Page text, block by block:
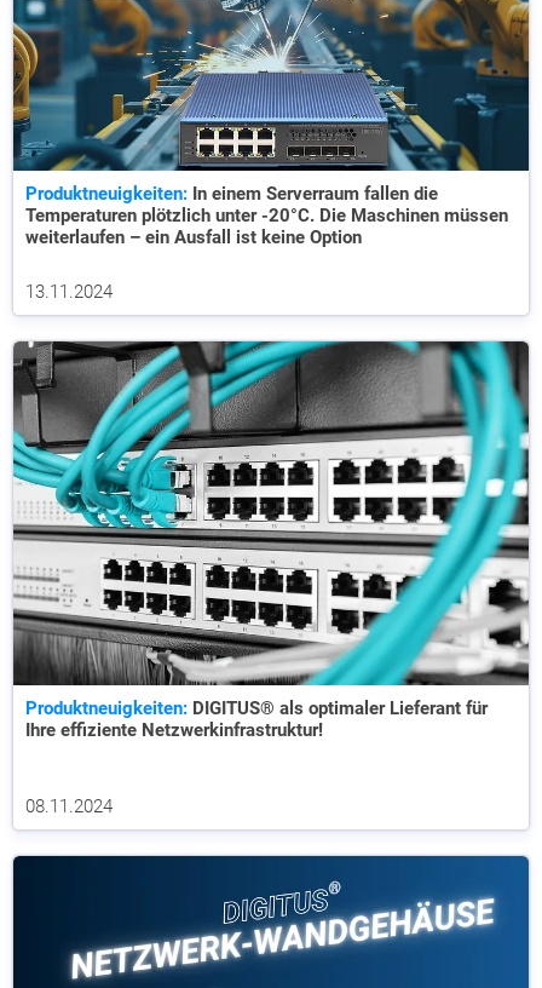
Produktneuigkeiten: In einem Serverraum fallen die
Temperaturen plötzlich unter -20°C. Die Maschinen müssen
weiterlaufen – ein Ausfall ist keine Option
13.11.2024
Produktneuigkeiten: DIGITUS® als optimaler Lieferant für
Ihre effiziente Netzwerkinfrastruktur!
08.11.2024